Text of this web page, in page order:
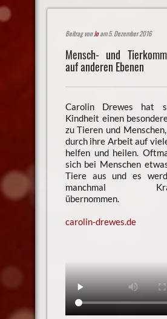
Beitrag vonJoam 5. Dezember 2016
Mensch- und
auf anderen Ebenen
Carolin Drewes hat
Kindheit einen
zu Tieren und
durch ihre Arbeit auf
helfen und heilen.
sich bei Menschen
Tiere aus und es
manchmal
übernommen.
carolin-drewes.de